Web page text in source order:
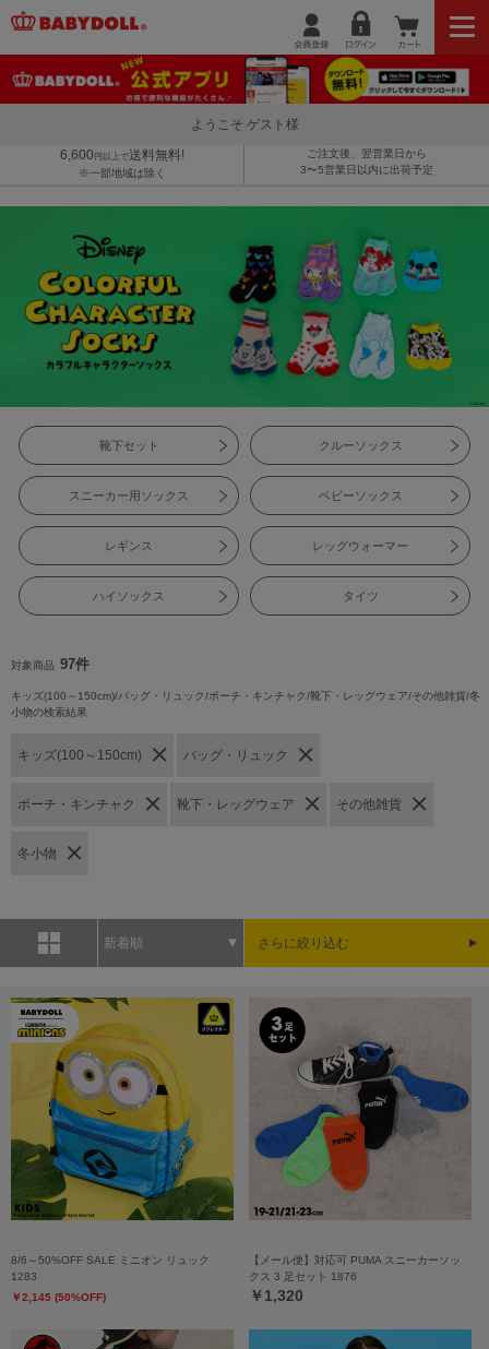
ようこそ ゲスト様
6,600 円以上で送料無料!
※一部地域は除く
ご注文後、翌営業日から
3〜5営業日以内に出荷予定
靴下セット クルーソックス
スニーカー用ソックス ベビーソックス
レギンス レッグウォーマー
ハイソックス タイツ
対象商品 97件
キッズ(100～150cm)/バッグ・リュック/ポーチ・キンチャク/靴下・レッグウェア/その他雑貨/冬
小物の検索結果
キッズ(100～150cm) バッグ・リュック
ポーチ・キンチャク 靴下・レッグウェア その他雑貨
冬小物
新着順 さらに絞り込む
8/6～50%OFF SALE ミニオン リュック
1283
￥2,145 (50%OFF)
【メール便】対応可 PUMA スニーカーソッ
クス 3 足セット 1876
￥1,320